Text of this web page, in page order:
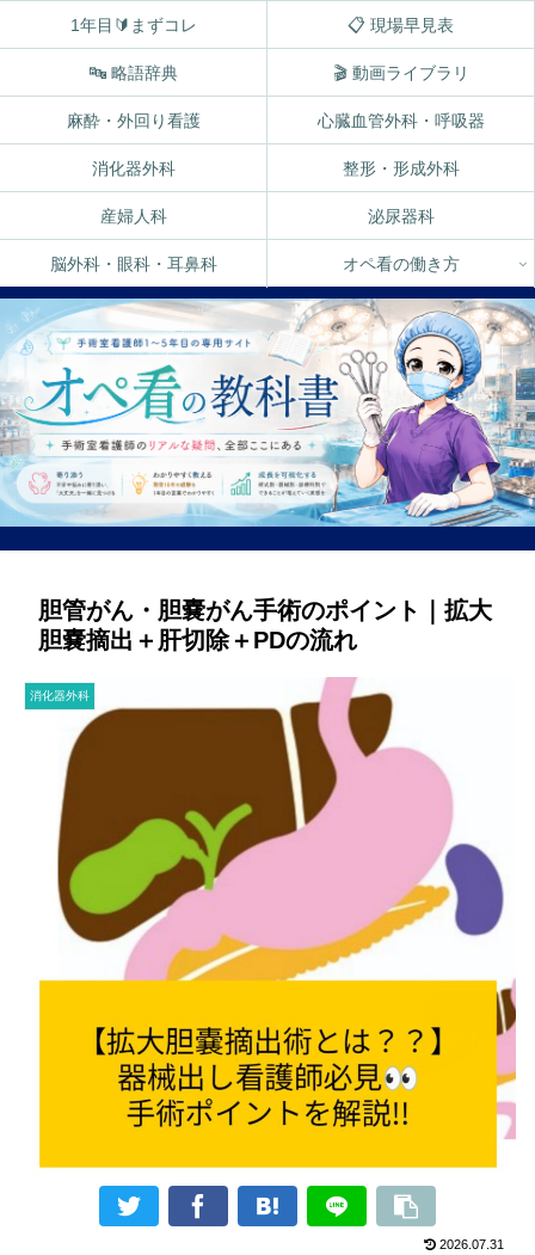
1年目🔰まずコレ 📋 現場早見表
🔤 略語辞典 🎬 動画ライブラリ
麻酔・外回り看護 心臓血管外科・呼吸器
消化器外科 整形・形成外科
産婦人科 泌尿器科
脳外科・眼科・耳鼻科 オペ看の働き方
胆管がん・胆嚢がん手術のポイント｜拡大
胆嚢摘出＋肝切除＋PDの流れ
消化器外科
2026.07.31